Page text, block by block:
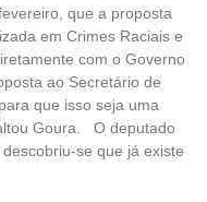
que a proposta
em Crimes Raciais e
com o Governo
ao Secretário de
que isso seja uma
Goura. O deputado
se que já existe